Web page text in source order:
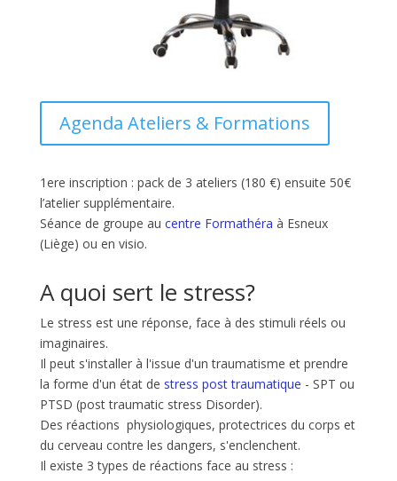
Agenda Ateliers & Formations
1ere inscription : pack de 3 ateliers (180 €) ensuite 50€
l’atelier supplémentaire.
Séance de groupe au centre Formathéra à Esneux
(Liège) ou en visio.
A quoi sert le stress?
Le stress est une réponse, face à des stimuli réels ou
imaginaires.
Il peut s'installer à l'issue d'un traumatisme et prendre
la forme d'un état de stress post traumatique - SPT ou
PTSD (post traumatic stress Disorder).
Des réactions physiologiques, protectrices du corps et
du cerveau contre les dangers, s'enclenchent.
Il existe 3 types de réactions face au stress :